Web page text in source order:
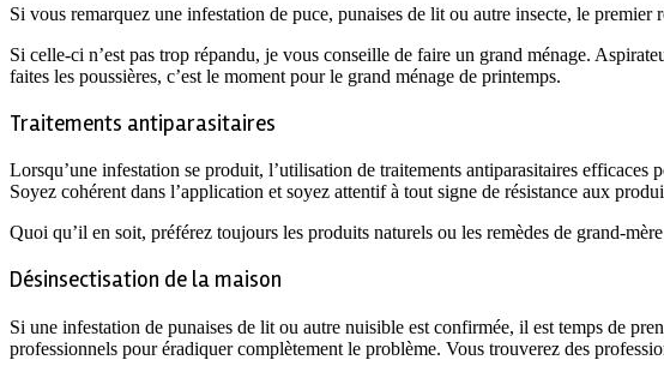
Si vous remarquez une infestation de puce, punaises de lit ou autre insecte, le
Si celle-ci n’est pas trop répandu, je vous conseille de faire un grand ménage.
faites les poussières, c’est le moment pour le grand ménage de printemps.
Traitements antiparasitaires
Lorsqu’une infestation se produit, l’utilisation de traitements antiparasitaires
Soyez cohérent dans l’application et soyez attentif à tout signe de résistance aux
Quoi qu’il en soit, préférez toujours les produits naturels ou les remèdes de grand-
Désinsectisation de la maison
Si une infestation de punaises de lit ou autre nuisible est confirmée, il est temps de
professionnels pour éradiquer complètement le problème. Vous trouverez des